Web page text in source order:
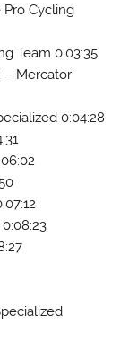
Pro Cycling
Team 0:03:35
– Mercator
0:04:28